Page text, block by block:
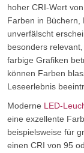
hoher CRI-Wert
Farben in Büchern,
unverfälscht
besonders
farbige Grafiken
können Farben
Leseerlebnis
Moderne LED-
eine exzellente
beispielsweise für
einen CRI von 95